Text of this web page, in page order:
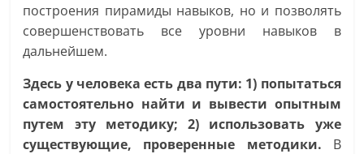
построения пирамиды навыков, но и позволять
совершенствовать все уровни навыков в
дальнейшем.
Здесь у человека есть два пути: 1) попытаться
самостоятельно найти и вывести опытным
путем эту методику; 2) использовать уже
существующие, проверенные методики. В